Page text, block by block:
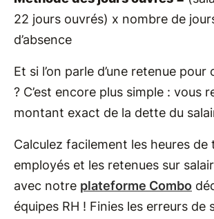
22 jours ouvrés) x nombre de
d’absence
Et si l’on parle d’une retenue
? C’est encore plus simple : vous
montant exact de la dette du
Calculez facilement les heures de
employés et les retenues sur
avec notre plateforme Combo
équipes RH ! Finies les erreurs de